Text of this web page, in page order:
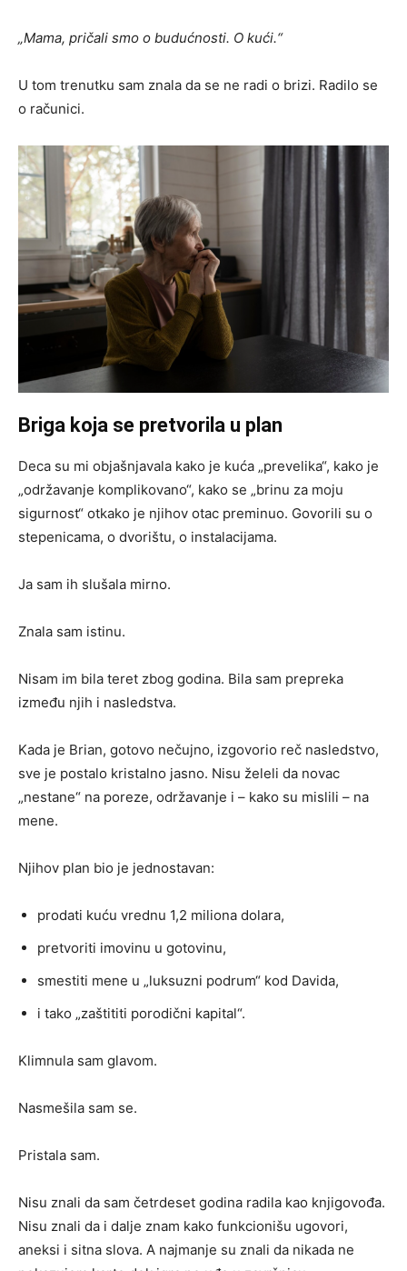
„Mama, pričali smo o budućnosti. O kući.“
U tom trenutku sam znala da se ne radi o brizi. Radilo se
o računici.
Briga koja se pretvorila u plan
Deca su mi objašnjavala kako je kuća „prevelika“, kako je
„održavanje komplikovano“, kako se „brinu za moju
sigurnost“ otkako je njihov otac preminuo. Govorili su o
stepenicama, o dvorištu, o instalacijama.
Ja sam ih slušala mirno.
Znala sam istinu.
Nisam im bila teret zbog godina. Bila sam prepreka
između njih i nasledstva.
Kada je Brian, gotovo nečujno, izgovorio reč nasledstvo,
sve je postalo kristalno jasno. Nisu želeli da novac
„nestane“ na poreze, održavanje i – kako su mislili – na
mene.
Njihov plan bio je jednostavan:
prodati kuću vrednu 1,2 miliona dolara,
pretvoriti imovinu u gotovinu,
smestiti mene u „luksuzni podrum“ kod Davida,
i tako „zaštititi porodični kapital“.
Klimnula sam glavom.
Nasmešila sam se.
Pristala sam.
Nisu znali da sam četrdeset godina radila kao knjigovođa.
Nisu znali da i dalje znam kako funkcionišu ugovori,
aneksi i sitna slova. A najmanje su znali da nikada ne